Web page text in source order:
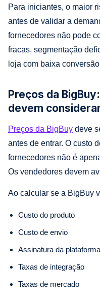
Para iniciantes, o maior
antes de validar a
fornecedores não pode
fracas, segmentação
loja com baixa
Preços da
devem
Preços da BigBuy deve
antes de entrar. O custo
fornecedores não é
Os vendedores devem
Ao calcular se a BigBuy
Custo do produto
Custo de envio
Assinatura da plataforma
Taxas de integração
Taxas de mercado